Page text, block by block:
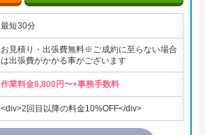
最短30分
お見積り・出張費無料※ご成約に至らない場合
は出張費がかかる事がございます
作業料金8,800円〜+事務手数料
<div>2回目以降の料金10%OFF</div>